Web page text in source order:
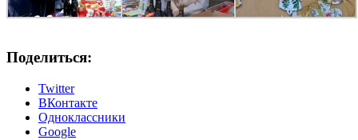
Поделиться:
Twitter
ВКонтакте
Одноклассники
Google